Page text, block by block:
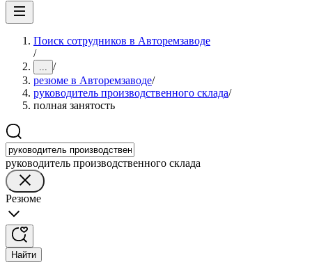
Поиск сотрудников в Авторемзаводе
/
... /
резюме в Авторемзаводе/
руководитель производственного склада/
полная занятость
руководитель производственного склада
Резюме
Найти